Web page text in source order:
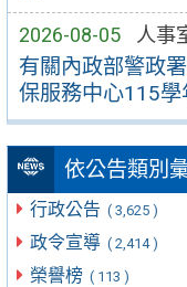
2026-08-05 人事
有關內政部警政
保服務中心115
依公告類別
行政公告 ( 3,625 )
政令宣導 ( 2,414 )
榮譽榜 ( 113 )